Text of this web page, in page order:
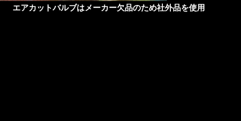
エアカットバルブはメーカー欠品のため社外品を使用